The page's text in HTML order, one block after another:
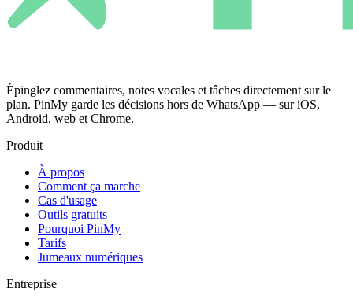
Épinglez commentaires, notes vocales et tâches directement sur le
plan. PinMy garde les décisions hors de WhatsApp — sur iOS,
Android, web et Chrome.
Produit
À propos
Comment ça marche
Cas d'usage
Outils gratuits
Pourquoi PinMy
Tarifs
Jumeaux numériques
Entreprise